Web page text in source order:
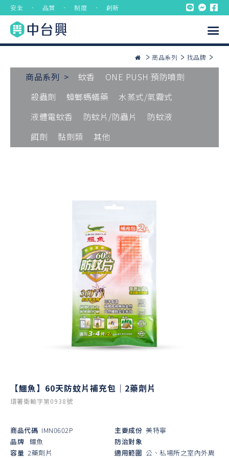
安全 ． 品質 ． 制度 ． 創新
商品系列 找品牌
商品系列 > 蚊香
ONE PUSH 預防噴劑
殺蟲劑
蟑螂螞蟻藥
水蒸式/氣霧式
液體電蚊香
防蚊片/防蟲片
防蚊液
餌劑
黏劑類 其他
【鱷魚】60天防蚊片補充包｜2藥劑片
環署衛輸字第0938號
商品代碼 IMN0602P
品牌 鱷魚
容量 2藥劑片
主要成份 美特寧
防治對象
適用範圍 公、私場所之室內外周